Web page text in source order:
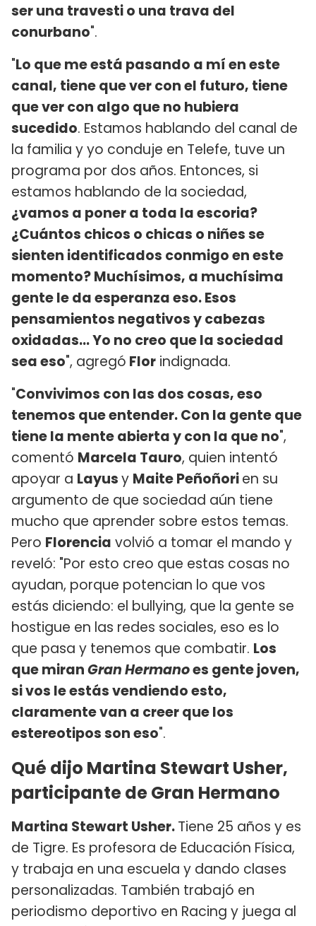
ser una travesti o una trava del
conurbano".
"Lo que me está pasando a mí en este
canal, tiene que ver con el futuro, tiene
que ver con algo que no hubiera
sucedido. Estamos hablando del canal de
la familia y yo conduje en Telefe, tuve un
programa por dos años. Entonces, si
estamos hablando de la sociedad,
¿vamos a poner a toda la escoria?
¿Cuántos chicos o chicas o niñes se
sienten identificados conmigo en este
momento? Muchísimos, a muchísima
gente le da esperanza eso. Esos
pensamientos negativos y cabezas
oxidadas... Yo no creo que la sociedad
sea eso", agregó Flor indignada.
"Convivimos con las dos cosas, eso
tenemos que entender. Con la gente que
tiene la mente abierta y con la que no",
comentó Marcela Tauro, quien intentó
apoyar a Layusy Maite Peñoñorien su
argumento de que sociedad aún tiene
mucho que aprender sobre estos temas.
Pero Florencia volvió a tomar el mando y
reveló: "Por esto creo que estas cosas no
ayudan, porque potencian lo que vos
estás diciendo: el bullying, que la gente se
hostigue en las redes sociales, eso es lo
que pasa y tenemos que combatir. Los
que miranGran Hermanoes gente joven,
si vos le estás vendiendo esto,
claramente van a creer que los
estereotipos son eso".
Qué dijo Martina Stewart Usher,
participante de Gran Hermano
Martina Stewart Usher.Tiene 25 años y es
de Tigre. Es profesora de Educación Física,
y trabaja en una escuela y dando clases
personalizadas. También trabajó en
periodismo deportivo en Racing y juega al